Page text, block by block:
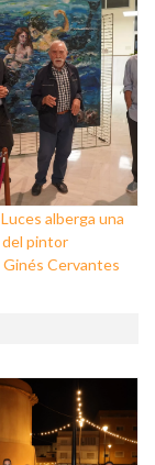
Flamenco
alberga una
pintor
Cervantes